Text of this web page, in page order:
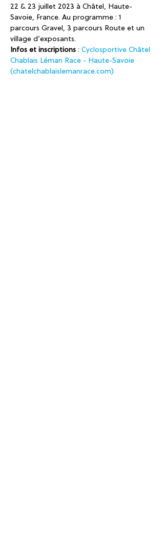
22 & 23 juillet 2023 à Châtel, Haute-
Savoie, France. Au programme : 1
parcours Gravel, 3 parcours Route et un
village d’exposants.
Infos et inscriptions : Cyclosportive Châtel
Chablais Léman Race - Haute-Savoie
(chatelchablaislemanrace.com)